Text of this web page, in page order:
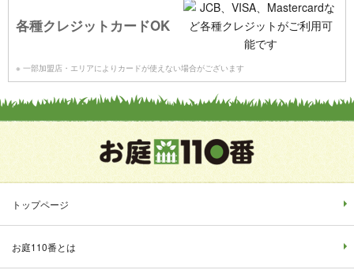
各種クレジットカードOK
※ 一部加盟店・エリアによりカードが使えない場合がございます
トップページ
お庭110番とは